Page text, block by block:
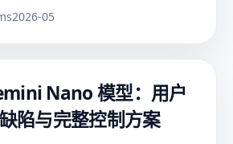
2026-05
Nano 模型：用户
陷与完整控制方案